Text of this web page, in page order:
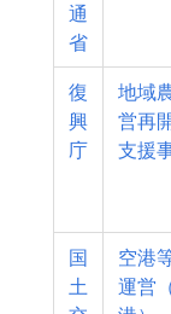
通
省
復
興
庁
地域
営再
支援
国
土
空港
運営